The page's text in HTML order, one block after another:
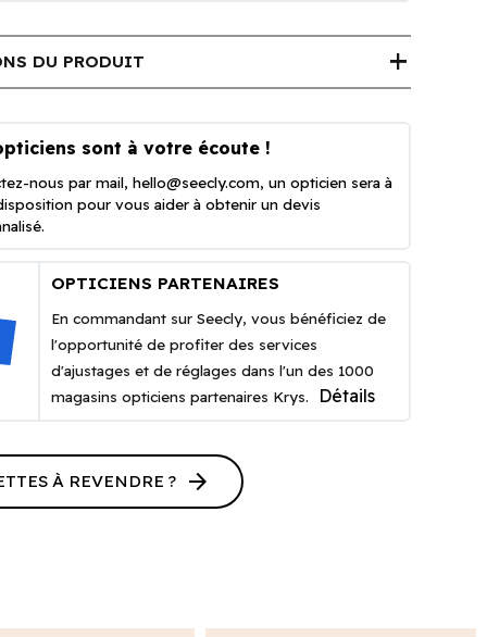
DU PRODUIT add
sont à votre écoute !
nous par mail,hello@seecly.com, un opticien sera à
pour vous aider à obtenir un devis
OPTICIENS PARTENAIRES
En commandant sur Seecly, vous bénéficiez de
l'opportunité de profiter des services
d'ajustages et de réglages dans l'un des 1000
magasins opticiens partenaires Krys.
Détails
À REVENDRE ? arrow_forward